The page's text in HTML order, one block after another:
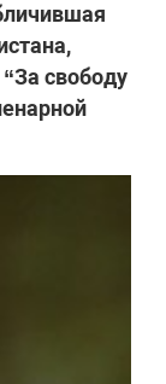
свободу